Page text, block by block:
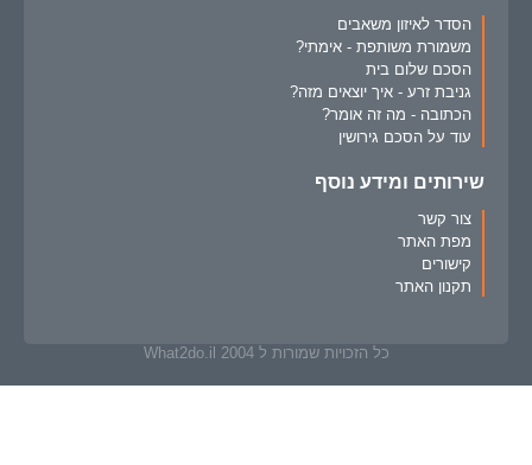
הסדר לאיזון משאבים
משמורת משותפת - אימתי?
הסכם שלום בית
גניבת זרע - איך יוצאים מזה?
הכתובה - מה זה אומר?
עוד על הסכם גירושין
שירותים ומידע נוסף
צור קשר
מפת האתר
קישורים
תקנון האתר
כל הזכויות שמורות ל What2do.il 2004